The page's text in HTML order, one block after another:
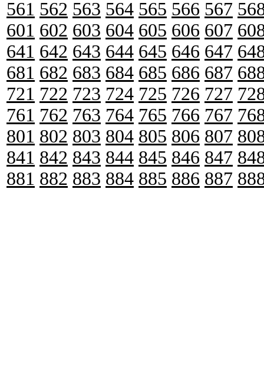
561 562 563 564 565 566 567
601 602 603 604 605 606 607
641 642 643 644 645 646 647
681 682 683 684 685 686 687
721 722 723 724 725 726 727
761 762 763 764 765 766 767
801 802 803 804 805 806 807
841 842 843 844 845 846 847
881 882 883 884 885 886 887